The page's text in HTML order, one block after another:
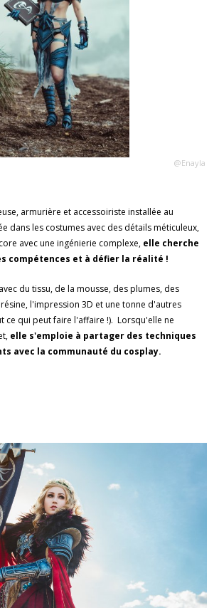
@Enayla
armurière et accessoiriste installée au
dans les costumes avec des détails méticuleux,
avec une ingénierie complexe, elle cherche
compétences et à défier la réalité !
du tissu, de la mousse, des plumes, des
l'impression 3D et une tonne d'autres
ce qui peut faire l'affaire !). Lorsqu'elle ne
elle s'emploie à partager des techniques
avec la communauté du cosplay.